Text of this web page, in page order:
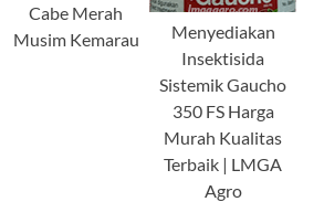
Cabe Merah
Musim Kemarau
Menyediakan
Insektisida
Sistemik Gaucho
350 FS Harga
Murah Kualitas
Terbaik | LMGA
Agro